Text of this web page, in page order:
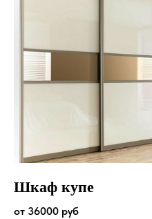
Шкаф купе
от 36000 руб